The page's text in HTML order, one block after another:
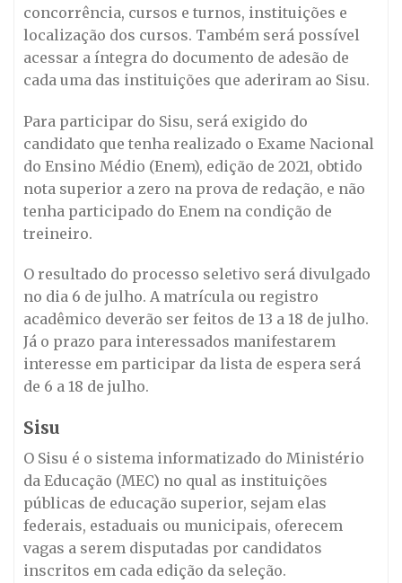
concorrência, cursos e turnos, instituições e
localização dos cursos. Também será possível
acessar a íntegra do documento de adesão de
cada uma das instituições que aderiram ao Sisu.
Para participar do Sisu, será exigido do
candidato que tenha realizado o Exame Nacional
do Ensino Médio (Enem), edição de 2021, obtido
nota superior a zero na prova de redação, e não
tenha participado do Enem na condição de
treineiro.
O resultado do processo seletivo será divulgado
no dia 6 de julho. A matrícula ou registro
acadêmico deverão ser feitos de 13 a 18 de julho.
Já o prazo para interessados manifestarem
interesse em participar da lista de espera será
de 6 a 18 de julho.
Sisu
O Sisu é o sistema informatizado do Ministério
da Educação (MEC) no qual as instituições
públicas de educação superior, sejam elas
federais, estaduais ou municipais, oferecem
vagas a serem disputadas por candidatos
inscritos em cada edição da seleção.